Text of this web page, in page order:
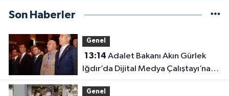
Son Haberler
Genel
13:14
Iğdır’da Dijital Medya Çalıştayı’na
Katıldı
Genel